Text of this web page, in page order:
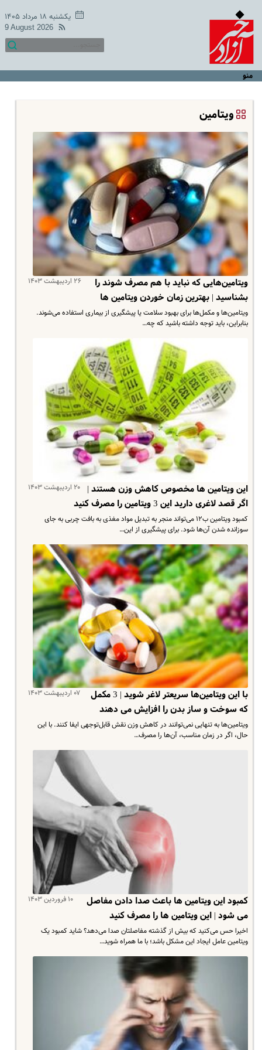
یکشنبه ۱۸ مرداد ۱۴۰۵
9 August 2026
منو
ویتامین
۲۶ اردیبهشت ۱۴۰۳
ویتامین‌هایی که نباید با هم مصرف شوند را
بشناسید | بهترین زمان خوردن ویتامین ها
ویتامین‌ها و مکمل‌ها برای بهبود سلامت یا پیشگیری از بیماری استفاده می‌شوند.
بنابراین، باید توجه داشته باشید که چه…
۲۰ اردیبهشت ۱۴۰۳
این ویتامین ها مخصوص کاهش وزن هستند |
اگر قصد لاغری دارید این 3 ویتامین را مصرف کنید
کمبود ویتامین ب۱۲ می‌تواند منجر به تبدیل مواد مغذی به بافت چربی به جای
سوزانده شدن آن‌ها شود. برای پیشگیری از این…
۰۷ اردیبهشت ۱۴۰۳
با این ویتامین‌ها سریعتر لاغر شوید | 3 مکمل
که سوخت و ساز بدن را افزایش می دهند
ویتامین‌ها به تنهایی نمی‌توانند در کاهش وزن نقش قابل‌توجهی ایفا کنند. با این
حال، اگر در زمان مناسب، آن‌ها را مصرف…
۱۰ فروردین ۱۴۰۳
کمبود این ویتامین ها باعث صدا دادن مفاصل
می شود | این ویتامین ها را مصرف کنید
اخیرا حس می‌کنید که بیش از گذشته مفاصلتان صدا می‌دهد؟ شاید کمبود یک
ویتامین عامل ایجاد این مشکل باشد؛ با ما همراه شوید…